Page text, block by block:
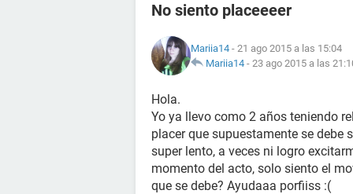
No siento placeeeer
Mariia14 - 21 ago 2015 a las 15:04
Mariia14 - 23 ago 2015 a las
Hola.
Yo ya llevo como 2 años teniendo
placer que supuestamente se debe
super lento, a veces ni logro
momento del acto, solo siento el
que se debe? Ayudaaa porfiiss :(